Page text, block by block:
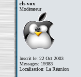
ch-vox
Modérateur
Inscrit le: 22 Oct 2003
Messages: 19383
Localisation: La Réunion